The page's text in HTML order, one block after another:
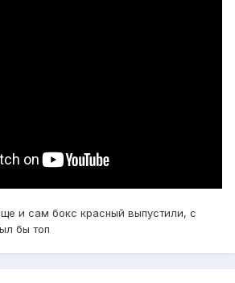
и сам бокс красный выпустили, с
бы топ